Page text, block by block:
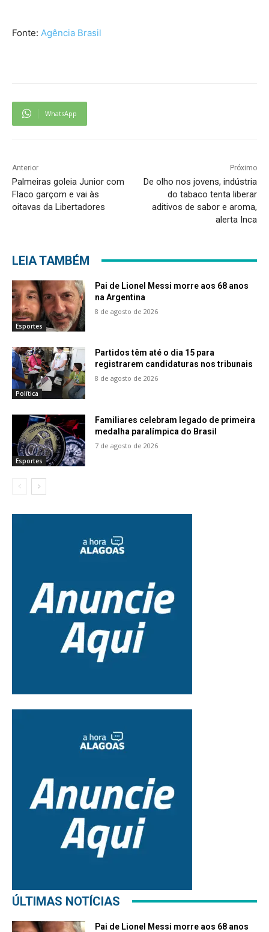
Fonte: Agência Brasil
WhatsApp
Anterior
Palmeiras goleia Junior com
Flaco garçom e vai às
oitavas da Libertadores
Próximo
De olho nos jovens, indústria
do tabaco tenta liberar
aditivos de sabor e aroma,
alerta Inca
LEIA TAMBÉM
Esportes
Pai de Lionel Messi morre aos 68 anos
na Argentina
8 de agosto de 2026
Política
Partidos têm até o dia 15 para
registrarem candidaturas nos tribunais
8 de agosto de 2026
Esportes
Familiares celebram legado de primeira
medalha paralímpica do Brasil
7 de agosto de 2026
ÚLTIMAS NOTÍCIAS
Pai de Lionel Messi morre aos 68 anos